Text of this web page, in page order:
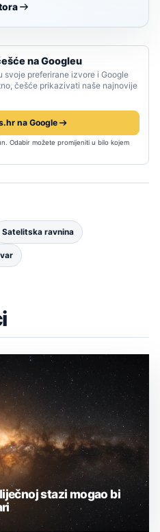
na Googleu
svoje preferirane izvore i Google
češće prikazivati naše najnovije
na Google
Odabir možete promijeniti u bilo kojem
Satelitska ravnina
stazi mogao bi